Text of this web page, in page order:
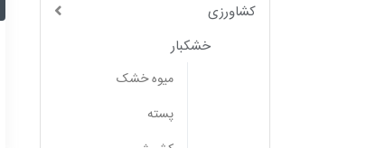
کشاورزی
خشکبار
میوه خشک
پسته